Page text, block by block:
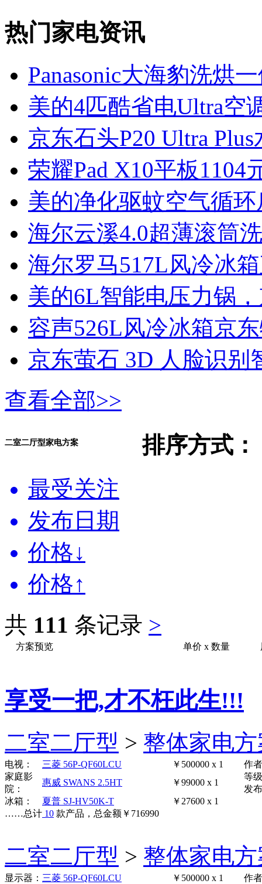
热门家电资讯
Panasonic大海豹洗烘
美的4匹酷省电Ultra空
京东石头P20 Ultra
荣耀Pad X10平板1104
美的净化驱蚊空气循环
海尔云溪4.0超薄滚筒
海尔罗马517L风冷冰
美的6L智能电压力锅
容声526L风冷冰箱京
京东萤石 3D 人脸识别
查看全部>>
二室二厅型家电方案
排序方式：
最受关注
发布日期
价格↓
价格↑
共 111 条记录 >
方案预览 单价 x数量
享受一把,才不枉此生!!!
二室二厅型 > 整体家电
电视： 三菱 56P-QF60LCU
￥500000 x 1
家庭影
院：
惠威 SWANS 2.5HT
￥99000 x 1
冰箱：
夏普 SJ-HV50K-T
￥27600 x 1
……总计 10 款产品，总金额 ￥ 716990
作
等
发
二室二厅型 > 整体家电
显示器： 三菱 56P-QF60LCU
￥500000 x 1
作